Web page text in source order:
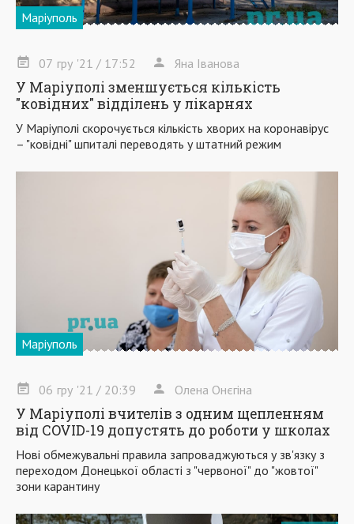
Маріуполь
07 гру '21 / 17:52 Яна Іванова
У Маріуполі зменшується кількість
"ковідних" відділень у лікарнях
У Маріуполі скорочується кількість хворих на коронавірус
– "ковідні" шпиталі переводять у штатний режим
Маріуполь
06 гру '21 / 20:39 Олена Онєгіна
У Маріуполі вчителів з одним щепленням
від COVID-19 допустять до роботи у школах
Нові обмежувальні правила запроваджуються у зв'язку з
переходом Донецької області з "червоної" до "жовтої"
зони карантину